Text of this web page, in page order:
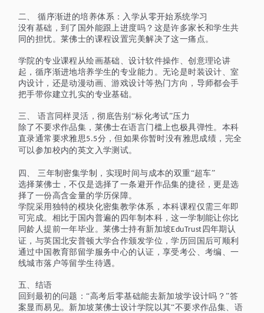
二、
循序渐进的培养体系：入学从零开始系统学习
没有基础，到了国外能跟上进度吗？这是许多家长和学生共
同的担忧。莱佛士的课程设置完美解决了这一痛点。
学院的专业课程从绘画基础、设计软件操作、创意理论讲
起，循序渐进地培养学生的专业能力。无论是时装设计、室
内设计，还是动漫动画、游戏设计等热门方向，导师都会手
把手带你建立扎实的专业基础。
三、 语言同样灵活，彻底告别 “标化考试”压力
除了不要求作品集，莱佛士在语言门槛上也极具弹性。本科
直录通常要求雅思5.5分，但如果你暂时没有雅思成绩，完全
可以参加校内的英文入学测试。
四、 三年制密集学制，实现时间与成本的双重“超车”
选择莱佛士，不仅是选择了一条避开作品集的捷径，更是选
择了一份高含金量的学历保障。
学院采用独特的模块化密集教学体系，本科课程仅需三年即
可完成。相比于国内普遍的四年制本科，这一学制能让你比
同龄人提前一年毕业。莱佛士持有新加坡EduTrust四年期认
证，与英国北安普顿大学合作颁发学位，学历回国后可顺利
通过中国教育部留学服务中心的认证，享受考公、考编、一
线城市落户等留学生待遇。
五、结语
回到最初的问题：“高考后零基础能去新加坡学设计吗？”答
案显而易见。新加坡莱佛士设计学院以其“不要求作品集、语